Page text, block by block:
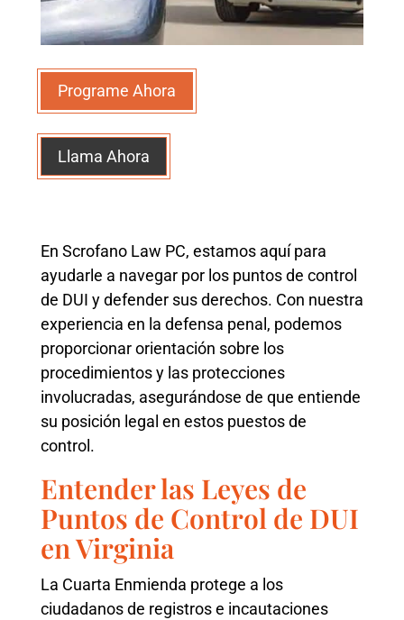
Programe Ahora
Llama Ahora
En Scrofano Law PC, estamos aquí para
ayudarle a navegar por los puntos de control
de DUI y defender sus derechos. Con nuestra
experiencia en la defensa penal, podemos
proporcionar orientación sobre los
procedimientos y las protecciones
involucradas, asegurándose de que entiende
su posición legal en estos puestos de
control.
Entender las Leyes de
Puntos de Control de DUI
en Virginia
La Cuarta Enmienda protege a los
ciudadanos de registros e incautaciones